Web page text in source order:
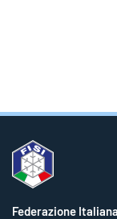
Federazione